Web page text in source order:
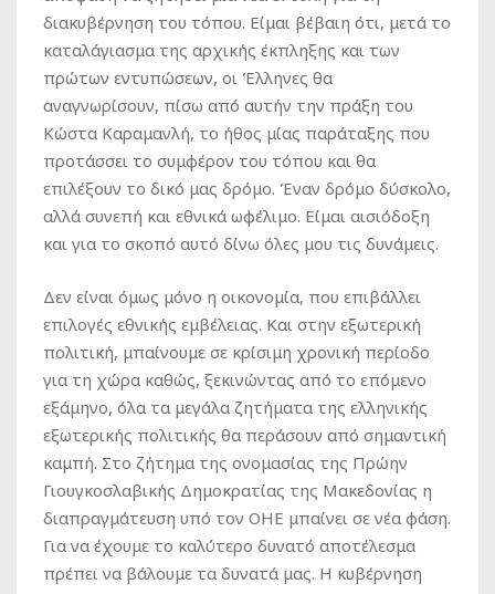
διακυβέρνηση του τόπου. Είμαι βέβαιη ότι, μετά το
καταλάγιασμα της αρχικής έκπληξης και των
πρώτων εντυπώσεων, οι Έλληνες θα
αναγνωρίσουν, πίσω από αυτήν την πράξη του
Κώστα Καραμανλή, το ήθος μίας παράταξης που
προτάσσει το συμφέρον του τόπου και θα
επιλέξουν το δικό μας δρόμο. Έναν δρόμο δύσκολο,
αλλά συνεπή και εθνικά ωφέλιμο. Είμαι αισιόδοξη
και για το σκοπό αυτό δίνω όλες μου τις δυνάμεις.
Δεν είναι όμως μόνο η οικονομία, που επιβάλλει
επιλογές εθνικής εμβέλειας. Και στην εξωτερική
πολιτική, μπαίνουμε σε κρίσιμη χρονική περίοδο
για τη χώρα καθώς, ξεκινώντας από το επόμενο
εξάμηνο, όλα τα μεγάλα ζητήματα της ελληνικής
εξωτερικής πολιτικής θα περάσουν από σημαντική
καμπή. Στο ζήτημα της ονομασίας της Πρώην
Γιουγκοσλαβικής Δημοκρατίας της Μακεδονίας η
διαπραγμάτευση υπό τον ΟΗΕ μπαίνει σε νέα φάση.
Για να έχουμε το καλύτερο δυνατό αποτέλεσμα
πρέπει να βάλουμε τα δυνατά μας. Η κυβέρνηση